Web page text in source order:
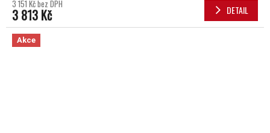
3 151 Kč bez DPH
3 813 Kč DETAIL
Akce